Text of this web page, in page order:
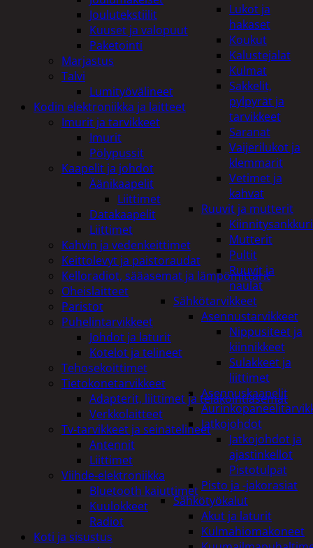
Lukot ja
hakaset
Koukut
Kalustejalat
Kulmat
Sakkelit,
pylpyrät ja
tarvikkeet
Saranat
Vaijerilukot ja
klemmarit
Vetimet ja
kahvat
Ruuvit ja mutterit
Mutterit
Pultit
Ruuvit ja
naulat
Sähkötarvikkeet
Asennustarvikkeet
Nippusiteet ja
kiinnikkeet
Sulakkeet ja
liittimet
Asennuskaapelit
Jatkojohdot
Jatkojohdot ja
ajastinkellot
Pistotulpat
Pisto ja -jakorasiat
Sähkötyökalut
Akut ja laturit
Kulmahiomakoneet
Joulutekstiilit
Kuuset ja valopuut
Paketointi
Marjastus
Talvi
Lumityövälineet
Kodin elektroniikka ja laitteet
Imurit ja tarvikkeet
Imurit
Pölypussit
Kaapelit ja johdot
Äänikaapelit
Liittimet
Datakaapelit
Liittimet
Kahvin ja vedenkeittimet
Keittolevyt ja paistoraudat
Kelloradiot, sääasemat ja lämpömittarit
Oheislaitteet
Paristot
Puhelintarvikkeet
Johdot ja laturit
Kotelot ja telineet
Tehosekoittimet
Tietokonetarvikkeet
Adapterit, liittimet ja telakointiasemat
Verkkolaitteet
Tv-tarvikkeet ja seinätelineet
Antennit
Liittimet
Viihde-elektroniikka
Bluetooth kaiuttimet
Kuulokkeet
Radiot
Koti ja sisustus